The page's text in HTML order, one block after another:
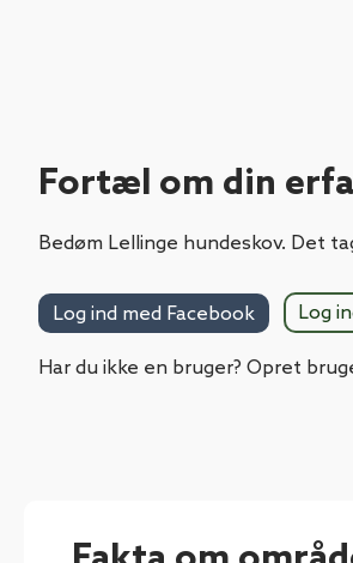
Fortæl om din
Bedøm Lellinge hundeskov. Det
Log ind med Facebook Log
Har du ikke en bruger? Opret